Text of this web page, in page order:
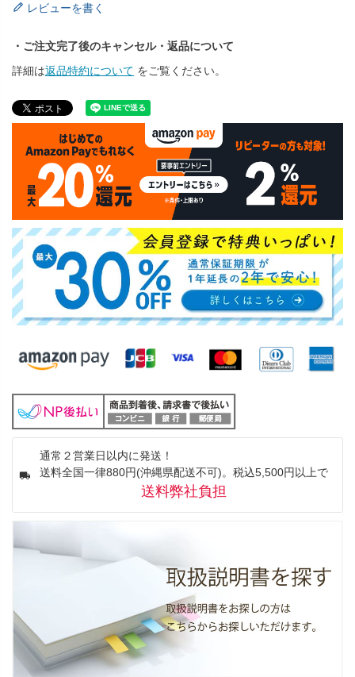
レビューを書く
・ご注文完了後のキャンセル・返品について
詳細は返品特約について をご覧ください。
通常２営業日以内に発送！
送料全国一律880円(沖縄県配送不可)。税込5,500円以上で
送料弊社負担